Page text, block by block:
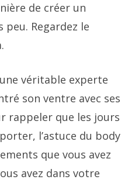
de créer un
peu. Regardez le
véritable experte
son ventre avec ses
rappeler que les jours
l’astuce du body
que vous avez
avez dans votre